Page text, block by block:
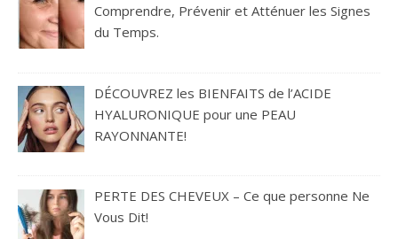
Comprendre, Prévenir et Atténuer les Signes
du Temps.
DÉCOUVREZ les BIENFAITS de l’ACIDE
HYALURONIQUE pour une PEAU
RAYONNANTE!
PERTE DES CHEVEUX – Ce que personne Ne
Vous Dit!